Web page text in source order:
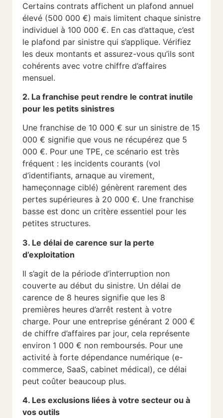
Certains contrats affichent un plafond annuel
élevé (500 000 €) mais limitent chaque sinistre
individuel à 100 000 €. En cas d’attaque, c’est
le plafond par sinistre qui s’applique. Vérifiez
les deux montants et assurez-vous qu’ils sont
cohérents avec votre chiffre d’affaires
mensuel.
2. La franchise peut rendre le contrat inutile
pour les petits sinistres
Une franchise de 10 000 € sur un sinistre de 15
000 € signifie que vous ne récupérez que 5
000 €. Pour une TPE, ce scénario est très
fréquent : les incidents courants (vol
d’identifiants, arnaque au virement,
hameçonnage ciblé) génèrent rarement des
pertes supérieures à 20 000 €. Une franchise
basse est donc un critère essentiel pour les
petites structures.
3. Le délai de carence sur la perte
d’exploitation
Il s’agit de la période d’interruption non
couverte au début du sinistre. Un délai de
carence de 8 heures signifie que les 8
premières heures d’arrêt restent à votre
charge. Pour une entreprise générant 2 000 €
de chiffre d’affaires par jour, cela représente
environ 1 000 € non remboursés. Pour une
activité à forte dépendance numérique (e-
commerce, SaaS, cabinet médical), ce délai
peut coûter beaucoup plus.
4. Les exclusions liées à votre secteur ou à
vos outils